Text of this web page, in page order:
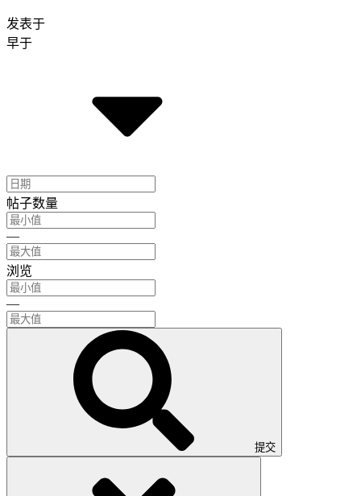
发表于
早于
帖子数量
—
浏览
—
提交